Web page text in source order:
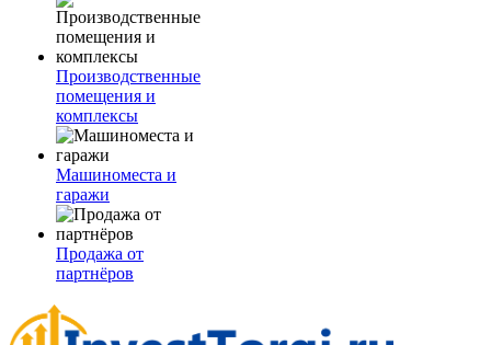
Производственные
помещения и
комплексы
Машиноместа и
гаражи
Продажа от
партнёров